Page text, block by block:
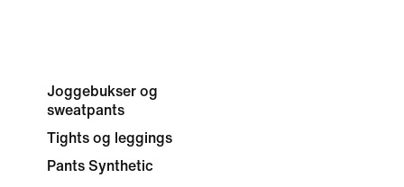
Joggebukser og
sweatpants
Tights og leggings
Pants Synthetic